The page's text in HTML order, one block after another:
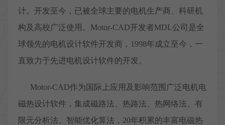
计。开发至今，已被全球主要的电机生产商、科研机
构及高校广泛使用。Motor-CAD开发者MDL公司是全
球领先的电机设计软件开发商，1998年成立至今，一
直致力于先进电机设计软件的开发。
Motor-CAD作为国际上应用及影响范围广泛电机电
磁热设计软件，集成磁路法、热路法、热网络法、有
限元分析法、智能优化算法，20年积累的丰富电磁热